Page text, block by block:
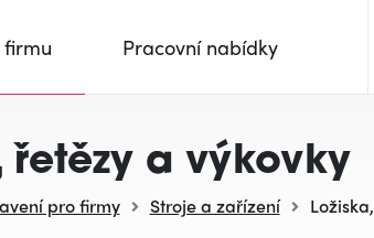
Pracovní nabídky
řetězy a výkovky
pro firmy Stroje a zařízení